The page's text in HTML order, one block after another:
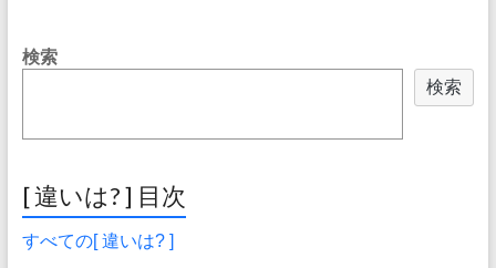
検索
検索
[ 違いは? ] 目次
すべての[ 違いは? ]